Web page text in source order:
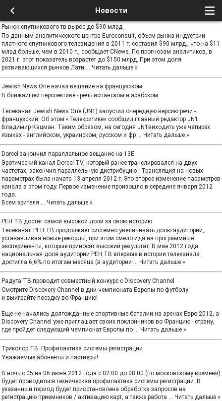
Новости
Рынок спутникового тв вырос до $90 млрд.
По данным аналитического центра Euroconsult, объем рынка индустрии
платного спутникового телевидения в 2011 г. составил $90 млрд., что на $11
млрд больше, чем в 2010 г., сообщает CNews. По прогнозам аналитиков, в
2021 г. этот показатель возрастет до $150 млрд. При этом доля
развивающихся рынков Лати ... Читать дальше »
Jewish News One начал вещание на французском
В ближайшей перспективе - речь испанском и арабском
Телеканал Jewish News One (JN1) запустил очередную версию речи -
французский. Об этом «Телекритике» сообщил главный редактор JN1
Владимир Кацман. Таким образом, на сегодня JN1виходить уже четырех
языках - английском, украинском, русском и фр ... Читать дальше »
Dorcel закончил параллельное вещание на 13E
Эротический канал Dorcel TV, который ранее транслировался на двух
частотах, закончил параллельную дистрибуцию . Трансляция на новых
параметрах была начата 13 апреля 2012 г. Это второе изменение параметров
канала в этом году. Первое изменение произошло в середине января 2012
года.
Всем зрителя ... Читать дальше »
РЕН ТВ достиг самой высокой доли за свою историю
Телеканал РЕН ТВ продолжает системно увеличивать долю аудитории,
устанавливая новые рекорды, при этом смело идя на программные
эксперименты, которые приносят высокий результат. В мае 2012 года
национальная доля аудитории РЕН ТВ впервые в истории телеканала
достигла 6,6% по итогам месяца (в аудитории ... Читать дальше »
Радуга ТВ проводит совместный конкурс с Discovery Channel
Смотрите Discovery Channel в дни чемпионата Европы по футболу
и выиграйте поездку во Францию!
Еще не начались долгожданные спортивные баталии на аренах Евро-2012, а
Discovery Channel уже приглашает своих поклонников во Францию - страну,
где пройдет следующий чемпионат Европы по ... Читать дальше »
Триколор ТВ. Профилактика системы регистрации
Уважаемые абоненты и партнеры!
В ночь с 05 на 06 июня 2012 года с 02:00 до 08:00 (по московскому времени)
будет проводиться техническая профилактика системы регистрации. В
указанный период будет приостановлена обработка запросов на
регистрацию приемников / активацию карт, а также работа ... Читать дальше »